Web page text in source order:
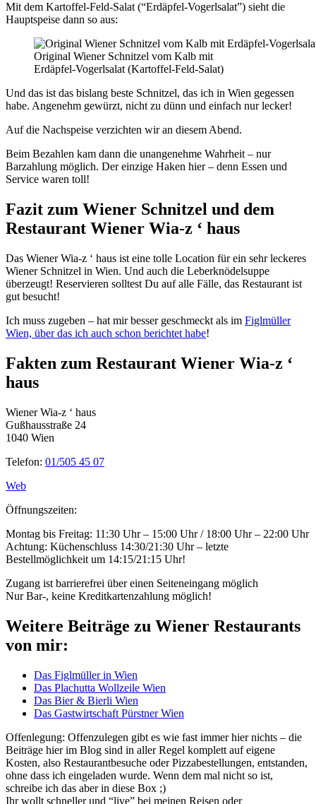
Mit dem Kartoffel-Feld-Salat (“Erdäpfel-Vogerlsalat”) sieht die
Hauptspeise dann so aus:
Original Wiener Schnitzel vom Kalb mit
Erdäpfel-Vogerlsalat (Kartoffel-Feld-Salat)
Und das ist das bislang beste Schnitzel, das ich in Wien gegessen
habe. Angenehm gewürzt, nicht zu dünn und einfach nur lecker!
Auf die Nachspeise verzichten wir an diesem Abend.
Beim Bezahlen kam dann die unangenehme Wahrheit – nur
Barzahlung möglich. Der einzige Haken hier – denn Essen und
Service waren toll!
Fazit zum Wiener Schnitzel und dem
Restaurant Wiener Wia-z ‘ haus
Das Wiener Wia-z ‘ haus ist eine tolle Location für ein sehr leckeres
Wiener Schnitzel in Wien. Und auch die Leberknödelsuppe
überzeugt! Reservieren solltest Du auf alle Fälle, das Restaurant ist
gut besucht!
Ich muss zugeben – hat mir besser geschmeckt als im Figlmüller
Wien, über das ich auch schon berichtet habe!
Fakten zum Restaurant Wiener Wia-z ‘
haus
Wiener Wia-z ‘ haus
Gußhausstraße 24
1040 Wien
Telefon: 01/505 45 07
Web
Öffnungszeiten:
Montag bis Freitag: 11:30 Uhr – 15:00 Uhr / 18:00 Uhr – 22:00 Uhr
Achtung: Küchenschluss 14:30/21:30 Uhr – letzte
Bestellmöglichkeit um 14:15/21:15 Uhr!
Zugang ist barrierefrei über einen Seiteneingang möglich
Nur Bar-, keine Kreditkartenzahlung möglich!
Weitere Beiträge zu Wiener Restaurants
von mir:
Das Figlmüller in Wien
Das Plachutta Wollzeile Wien
Das Bier & Bierli Wien
Das Gastwirtschaft Pürstner Wien
Offenlegung: Offenzulegen gibt es wie fast immer hier nichts – die
Beiträge hier im Blog sind in aller Regel komplett auf eigene
Kosten, also Restaurantbesuche oder Pizzabestellungen, entstanden,
ohne dass ich eingeladen wurde. Wenn dem mal nicht so ist,
schreibe ich das aber in diese Box ;)
Ihr wollt schneller und “live” bei meinen Reisen oder